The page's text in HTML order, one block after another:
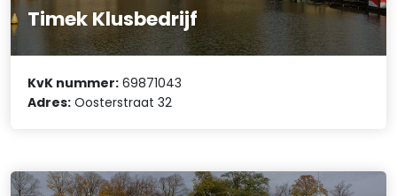
Timek Klusbedrijf
KvK nummer: 69871043
Adres: Oosterstraat 32